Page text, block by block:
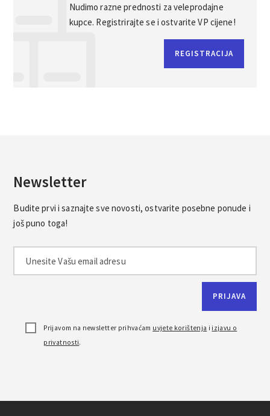
Nudimo razne prednosti za veleprodajne
kupce. Registrirajte se i ostvarite VP cijene!
REGISTRACIJA
Newsletter
Budite prvi i saznajte sve novosti, ostvarite posebne ponude i
još puno toga!
Prijavom na newsletter prihvaćam uvjete korištenja i izjavu o
privatnosti.